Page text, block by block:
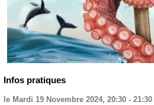
Infos pratiques
le Mardi 19 Novembre 2024, 20:30 - 21:30